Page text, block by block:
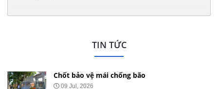
TIN TỨC
Chốt bảo vệ mái chống ồn
29 May, 2026